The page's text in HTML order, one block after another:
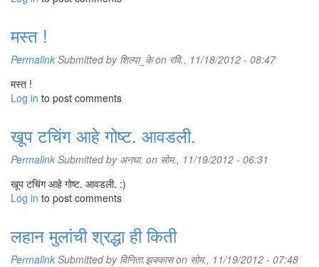
मस्त !
Permalink Submitted by शिल्पा_केon रवि., 11/18/2012 - 08:47
मस्त !
Log in to post comments
खूप टचिंग आहे गोष्ट. आवडली.
Permalink Submitted by अनघा. on सोम., 11/19/2012 - 06:31
खूप टचिंग आहे गोष्ट. आवडली. :)
Log in to post comments
लहान मुलांची श्रद्धा ही किती
Permalink Submitted by विनिता.झक्कासon सोम., 11/19/2012 - 07:48